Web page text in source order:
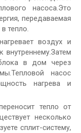
насоса.Это
передаваемая
тепло.
воздух и
внутреннему.Затем
в дом через
насос
нагрева и
тепло от
несколько
сплит-систему,